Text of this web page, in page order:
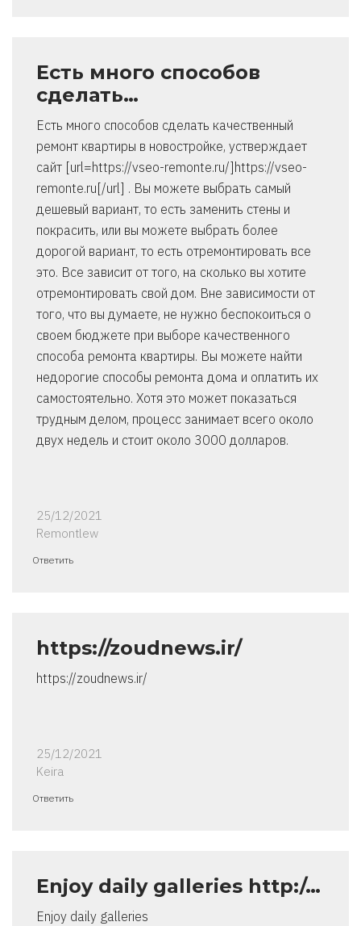
Есть много способов
сделать…
Есть много способов сделать качественный
ремонт квартиры в новостройке, устверждает
сайт [url=https://vseo-remonte.ru/]https://vseo-
remonte.ru[/url] . Вы можете выбрать самый
дешевый вариант, то есть заменить стены и
покрасить, или вы можете выбрать более
дорогой вариант, то есть отремонтировать все
это. Все зависит от того, на сколько вы хотите
отремонтировать свой дом. Вне зависимости от
того, что вы думаете, не нужно беспокоиться о
своем бюджете при выборе качественного
способа ремонта квартиры. Вы можете найти
недорогие способы ремонта дома и оплатить их
самостоятельно. Хотя это может показаться
трудным делом, процесс занимает всего около
двух недель и стоит около 3000 долларов.
25/12/2021
Remontlew
Ответить
https://zoudnews.ir/
https://zoudnews.ir/
25/12/2021
Keira
Ответить
Enjoy daily galleries http:/…
Enjoy daily galleries